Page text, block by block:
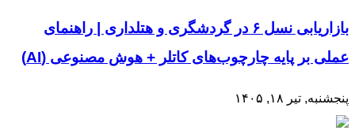
بازاریابی نسل ۶ در گردشگری و هتلداری | راهنمای
عملی بر پایه چارچوب‌های کاتلر + هوش مصنوعی (AI)
پنجشنبه, تیر ۱۸, ۱۴۰۵